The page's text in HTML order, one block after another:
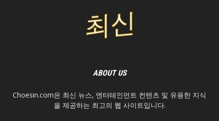
ABOUT US
Choesin.com은 최신 뉴스, 엔터테인먼트 컨텐츠 및 유용한 지식
을 제공하는 최고의 웹 사이트입니다.